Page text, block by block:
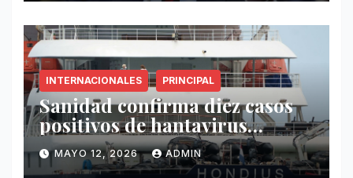
INTERNACIONALES PRINCIPAL
Sanidad confirma diez casos
positivos de hantavirus
vinculados al crucero MV
Hondius
MAYO 12, 2026 ADMIN